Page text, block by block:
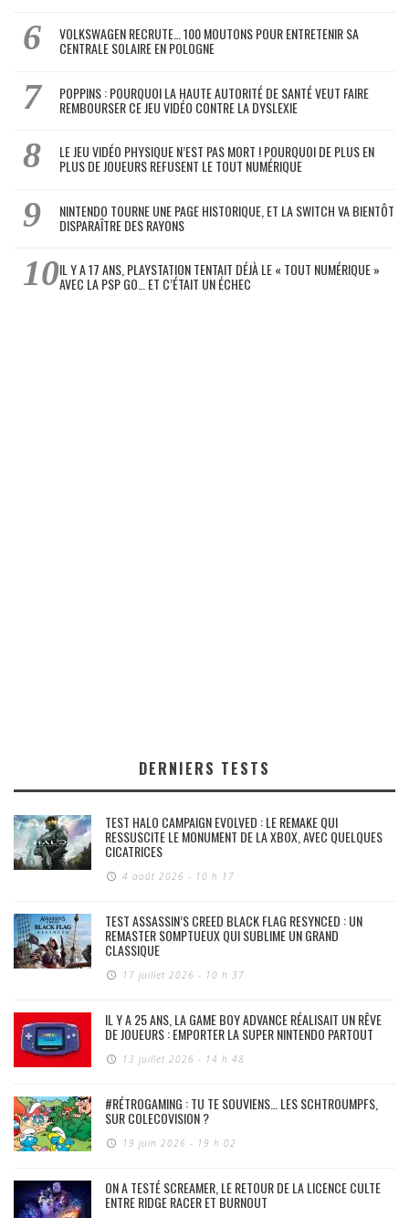
VOLKSWAGEN RECRUTE… 100 MOUTONS POUR ENTRETENIR SA
CENTRALE SOLAIRE EN POLOGNE
POPPINS : POURQUOI LA HAUTE AUTORITÉ DE SANTÉ VEUT FAIRE
REMBOURSER CE JEU VIDÉO CONTRE LA DYSLEXIE
LE JEU VIDÉO PHYSIQUE N’EST PAS MORT ! POURQUOI DE PLUS EN
PLUS DE JOUEURS REFUSENT LE TOUT NUMÉRIQUE
NINTENDO TOURNE UNE PAGE HISTORIQUE, ET LA SWITCH VA BIENTÔT
DISPARAÎTRE DES RAYONS
IL Y A 17 ANS, PLAYSTATION TENTAIT DÉJÀ LE « TOUT NUMÉRIQUE »
AVEC LA PSP GO… ET C’ÉTAIT UN ÉCHEC
DERNIERS TESTS
TEST HALO CAMPAIGN EVOLVED : LE REMAKE QUI
RESSUSCITE LE MONUMENT DE LA XBOX, AVEC QUELQUES
CICATRICES
4 août 2026 - 10 h 17
TEST ASSASSIN’S CREED BLACK FLAG RESYNCED : UN
REMASTER SOMPTUEUX QUI SUBLIME UN GRAND
CLASSIQUE
17 juillet 2026 - 10 h 37
IL Y A 25 ANS, LA GAME BOY ADVANCE RÉALISAIT UN RÊVE
DE JOUEURS : EMPORTER LA SUPER NINTENDO PARTOUT
13 juillet 2026 - 14 h 48
#RÉTROGAMING : TU TE SOUVIENS… LES SCHTROUMPFS,
SUR COLECOVISION ?
19 juin 2026 - 19 h 02
ON A TESTÉ SCREAMER, LE RETOUR DE LA LICENCE CULTE
ENTRE RIDGE RACER ET BURNOUT